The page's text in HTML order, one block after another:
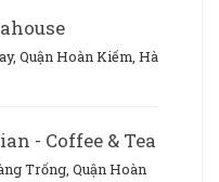
Quận Hoàn Kiếm, Hà
- Coffee & Tea
Trống, Quận Hoàn